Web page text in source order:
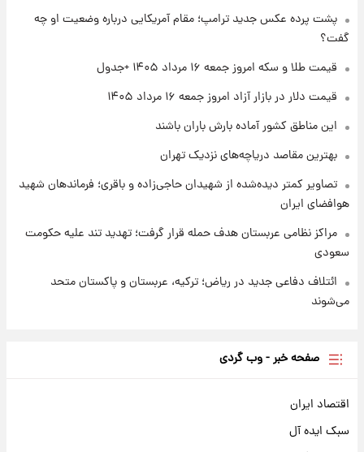
۱ روز پیش
۱ روز پیش
شد
پشت پرده عکس جدید ترامپ؛ مقام آمریکایی درباره وضعیت او چه
گفت؟
قیمت طلا و سکه امروز جمعه ۱۶ مرداد ۱۴۰۵ +جدول
قیمت دلار در بازار آزاد امروز جمعه ۱۶ مرداد ۱۴۰۵
این مناطق کشور آماده بارش باران باشند
بهترین مقاصد دریاچه‌های نزدیک تهران
تصاویر کمتر دیده‌شده از شهیدان حاجی‌زاده و باقری؛ فرماندهان شهید
هوافضای ایران
مراکز نظامی عربستان هدف حمله قرار گرفت؛ تهدید تند علیه حکومت
سعودی
ائتلاف دفاعی جدید در ریاض؛ ترکیه، عربستان و پاکستان متحد
می‌شوند
صفحه خبر - وب گردی
اقتصاد ایران
سبک ایده آل